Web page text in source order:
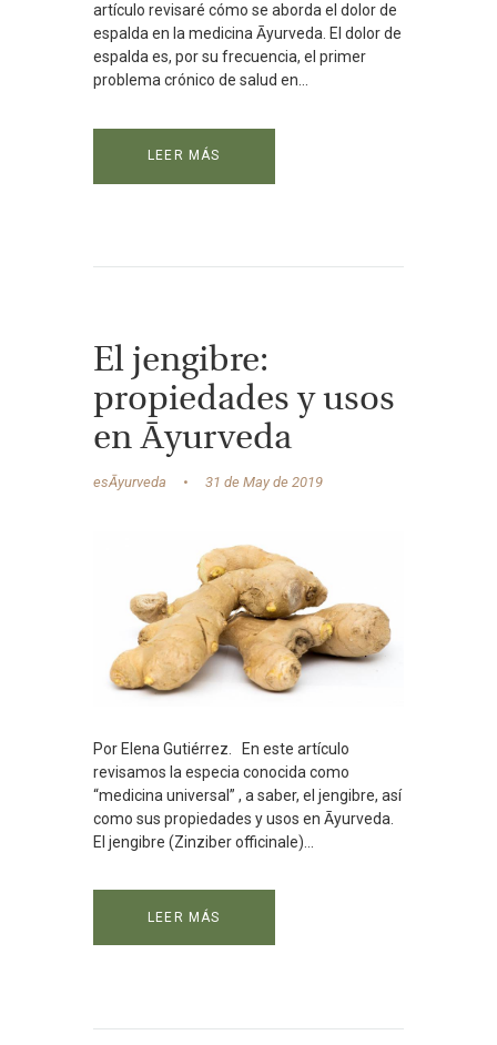
artículo revisaré cómo se aborda el dolor de
espalda en la medicina Āyurveda. El dolor de
espalda es, por su frecuencia, el primer
problema crónico de salud en...
LEER MÁS
El jengibre:
propiedades y usos
en Āyurveda
esĀyurveda 31 de May de 2019
Por Elena Gutiérrez. En este artículo
revisamos la especia conocida como
“medicina universal” , a saber, el jengibre, así
como sus propiedades y usos en Āyurveda.
El jengibre (Zinziber officinale)...
LEER MÁS